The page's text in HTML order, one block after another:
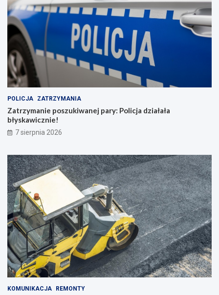
POLICJA ZATRZYMANIA
Zatrzymanie poszukiwanej pary: Policja działała
błyskawicznie!
7 sierpnia 2026
KOMUNIKACJA REMONTY